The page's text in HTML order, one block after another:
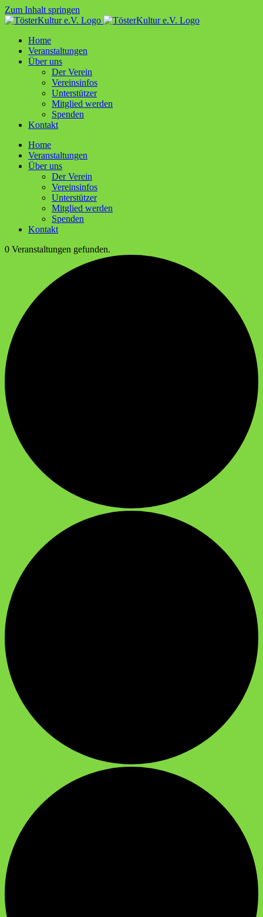
Zum Inhalt springen
Home
Ver­an­stal­tun­gen
Über uns
Der Ver­ein
Ver­ein­sin­fos
Unter­stüt­zer
Mit­glied werden
Spen­den
Kon­takt
Home
Ver­an­stal­tun­gen
Über uns
Der Ver­ein
Ver­ein­sin­fos
Unter­stüt­zer
Mit­glied werden
Spen­den
Kon­takt
0 Veranstaltungen gefunden.